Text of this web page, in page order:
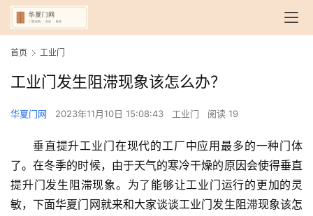
首页 工业门
工业门发生阻滞现象该怎么办？
华夏门网 2023年11月10日 15:08:43 工业门 阅读 19
垂直提升工业门在现代的工厂中应用最多的一种门体
了。在冬季的时候，由于天气的寒冷干燥的原因会使得垂直
提升门发生阻滞现象。为了能够让工业门运行的更加的灵
敏，下面华夏门网就来和大家谈谈工业门发生阻滞现象该怎